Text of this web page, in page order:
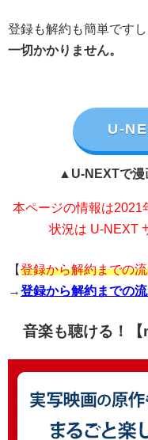
登録も解約も簡単ですし
一切かかりません。
U-
▲U-NEXTで漫
本ページの情報は2021
状況は U-NEXT
【登録から解約までの
→登録から解約までの
音楽も聴ける！【